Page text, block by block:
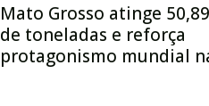
Mato Grosso atinge
de toneladas e reforça
protagonismo mundial